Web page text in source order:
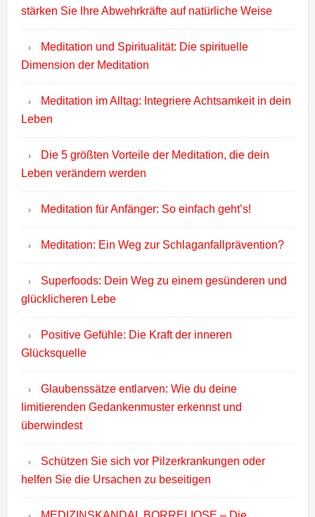
stärken Sie Ihre Abwehrkräfte auf natürliche Weise
Meditation und Spiritualität: Die spirituelle
Dimension der Meditation
Meditation im Alltag: Integriere Achtsamkeit in dein
Leben
Die 5 größten Vorteile der Meditation, die dein
Leben verändern werden
Meditation für Anfänger: So einfach geht’s!
Meditation: Ein Weg zur Schlaganfallprävention?
Superfoods: Dein Weg zu einem gesünderen und
glücklicheren Lebe
Positive Gefühle: Die Kraft der inneren
Glücksquelle
Glaubenssätze entlarven: Wie du deine
limitierenden Gedankenmuster erkennst und
überwindest
Schützen Sie sich vor Pilzerkrankungen oder
helfen Sie die Ursachen zu beseitigen